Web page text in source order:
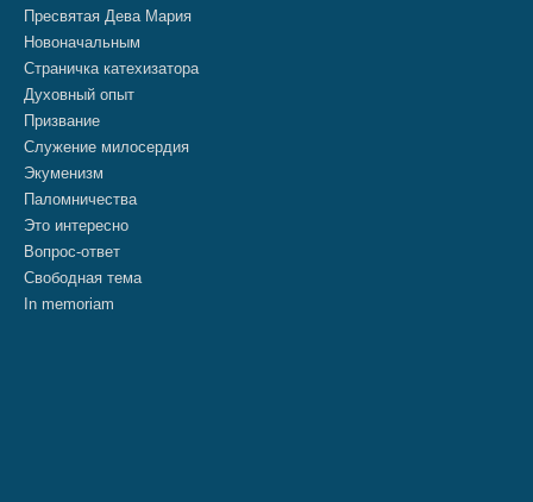
Пресвятая Дева Мария
Новоначальным
Страничка катехизатора
Духовный опыт
Призвание
Служение милосердия
Экуменизм
Паломничества
Это интересно
Вопрос-ответ
Свободная тема
In memoriam